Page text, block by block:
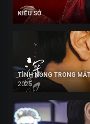
KIỀU SỞ
TÌNH NỒNG TRONG
2025